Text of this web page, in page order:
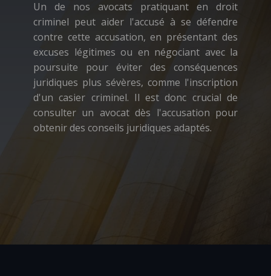
Un de nos avocats pratiquant en droit
criminel peut aider l'accusé à se défendre
contre cette accusation, en présentant des
excuses légitimes ou en négociant avec la
poursuite pour éviter des conséquences
juridiques plus sévères, comme l'inscription
d'un casier criminel. Il est donc crucial de
consulter un avocat dès l'accusation pour
obtenir des conseils juridiques adaptés.